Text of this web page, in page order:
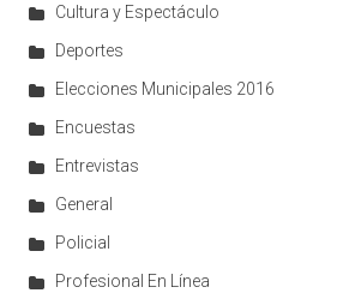
Cultura y Espectáculo
Deportes
Elecciones Municipales 2016
Encuestas
Entrevistas
General
Policial
Profesional En Línea